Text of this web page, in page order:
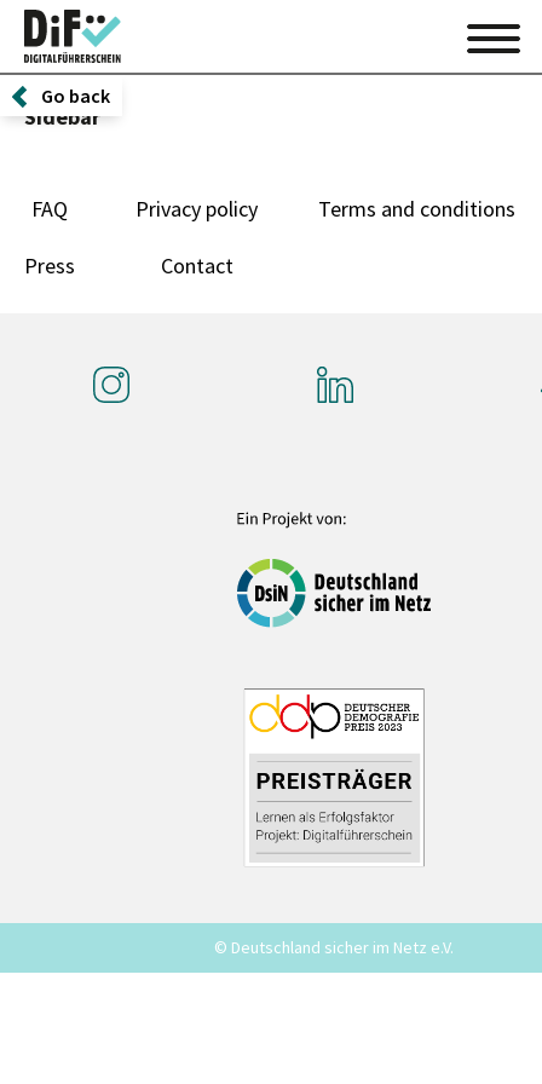
Go back
Sidebar
FAQ Privacy policy Terms and conditions
Press Contact
© Deutschland sicher im Netz e.V.